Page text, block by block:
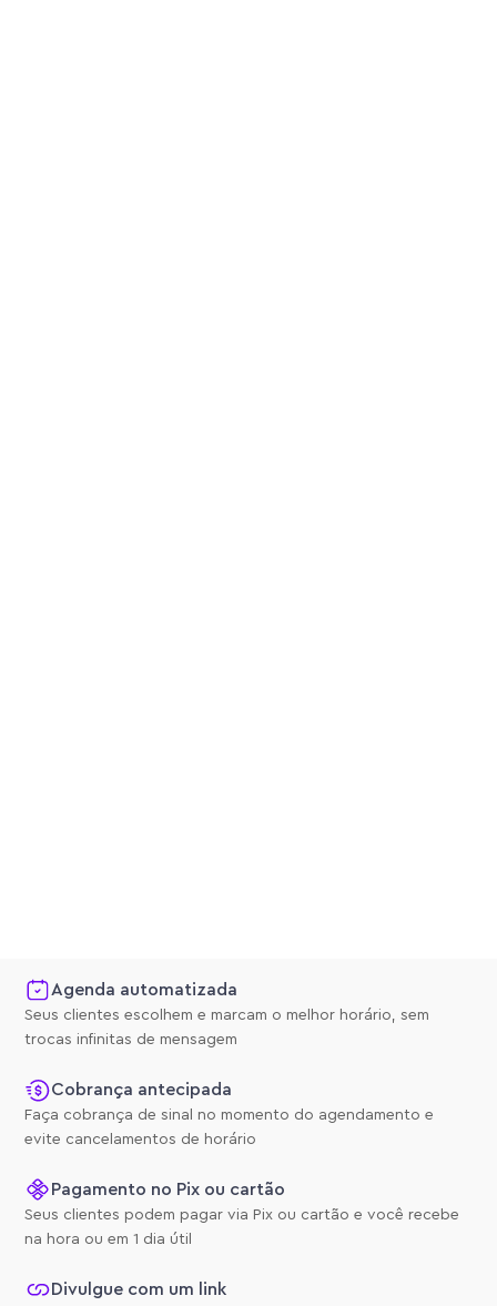
Agenda automatizada
Seus clientes escolhem e marcam o melhor horário, sem
trocas infinitas de mensagem
Cobrança antecipada
Faça cobrança de sinal no momento do agendamento e
evite cancelamentos de horário
Pagamento no Pix ou cartão
Seus clientes podem pagar via Pix ou cartão e você recebe
na hora ou em 1 dia útil
Divulgue com um link